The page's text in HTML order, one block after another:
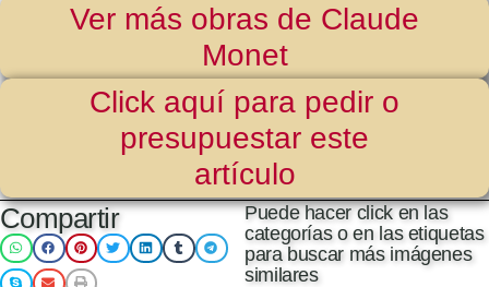
Ver más obras de Claude
Monet
Click aquí para pedir o
presupuestar este
artículo
Compartir
Puede hacer click en las
categorías o en las etiquetas
para buscar más imágenes
similares